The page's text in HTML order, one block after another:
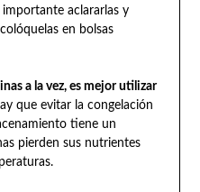
aclararlas y
en bolsas
a la vez, es mejor utilizar
que evitar la congelación
tiene un
pierden sus nutrientes